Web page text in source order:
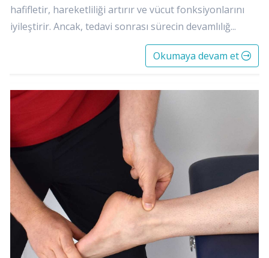
hafifletir, hareketliliği artırır ve vücut fonksiyonlarını
iyileştirir. Ancak, tedavi sonrası sürecin devamlılığ...
Okumaya devam et